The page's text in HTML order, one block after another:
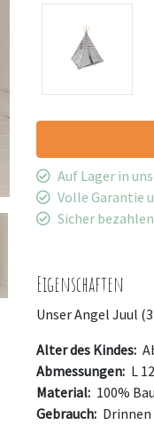
Auf Lager in
Volle Garantie
Sicher
Eigenschaften
Unser Angel Juul
Alter des Kindes:
Abmessungen: L
Material: 100%
Gebrauch: Drinnen